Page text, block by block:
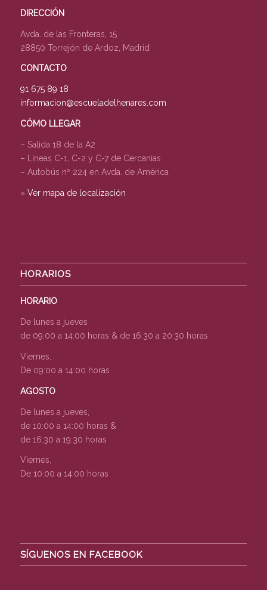
DIRECCIÓN
Avda. de las Fronteras, 15
28850 Torrejón de Ardoz, Madrid
CONTACTO
91 675 89 18
informacion@escueladelhenares.com
CÓMO LLEGAR
– Salida 18 de la A2
– Líneas C-1, C-2 y C-7 de Cercanías
– Autobús nº 224 en Avda. de América
» Ver mapa de localización
HORARIOS
HORARIO
De lunes a jueves
de 09:00 a 14:00 horas & de 16:30 a 20:30 horas
Viernes,
De 09:00 a 14:00 horas
AGOSTO
De lunes a jueves,
de 10:00 a 14:00 horas &
de 16:30 a 19:30 horas
Viernes,
De 10:00 a 14:00 horas
SÍGUENOS EN FACEBOOK